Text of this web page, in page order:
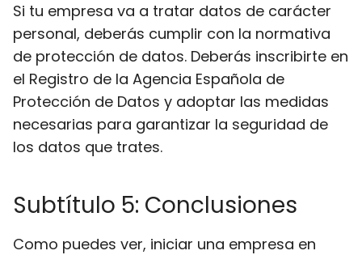
Si tu empresa va a tratar datos de carácter
personal, deberás cumplir con la normativa
de protección de datos. Deberás inscribirte en
el Registro de la Agencia Española de
Protección de Datos y adoptar las medidas
necesarias para garantizar la seguridad de
los datos que trates.
Subtítulo 5: Conclusiones
Como puedes ver, iniciar una empresa en